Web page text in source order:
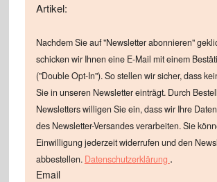
Artikel:
Nachdem Sie auf "Newsletter abonnieren"
schicken wir Ihnen eine E-Mail mit einem
("Double Opt-In"). So stellen wir sicher, dass
Sie in unseren Newsletter einträgt. Durch
Newsletters willigen Sie ein, dass wir Ihre
des Newsletter-Versandes verarbeiten. Sie
Einwilligung jederzeit widerrufen und den
abbestellen. Datenschutzerklärung .
Email